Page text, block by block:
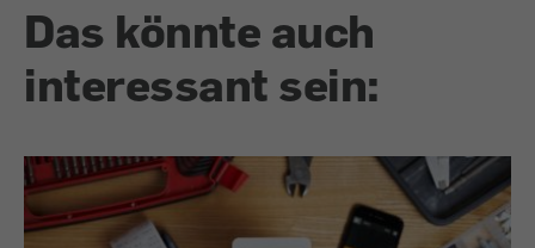
Das könnte auch
interessant sein: